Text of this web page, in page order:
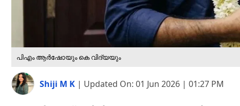
പിഎം ആര്‍ഷോയും കെ വിദ്യയും
Shiji M K | Updated On: 01 Jun 2026 | 01:27 PM